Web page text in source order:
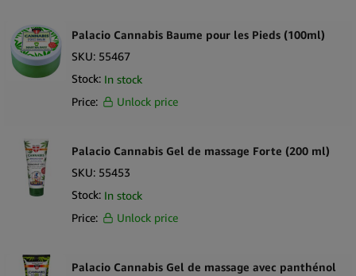
Palacio Cannabis Baume pour les Pieds (100ml)
SKU: 55467
Stock: In stock
Price:
Unlock price
Palacio Cannabis Gel de massage Forte (200 ml)
SKU: 55453
Stock: In stock
Price:
Unlock price
Palacio Cannabis Gel de massage avec panthénol